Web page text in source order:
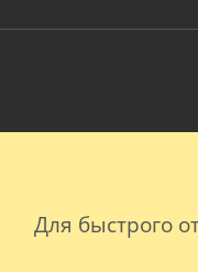
Для быстрого